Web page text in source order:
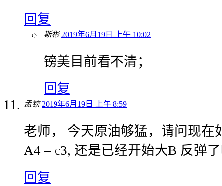
回复
斯彬 2019年6月19日 上午 10:02
镑美目前看不清；
回复
孟钦 2019年6月19日 上午 8:59
老师， 今天原油够猛，请问现在
A4 – c3, 还是已经开始大B 反弹
回复